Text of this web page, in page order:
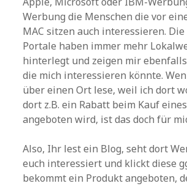
Werbung die Menschen die vor
MAC sitzen auch interessieren.
Portale haben immer mehr
hinterlegt und zeigen mir
die mich interessieren könnte.
über einen Ort lese, weil ich dort
dort z.B. ein Rabatt beim Kauf
angeboten wird, ist das doch für
Also, Ihr lest ein Blog, seht dort
euch interessiert und klickt diese
bekommt ein Produkt angeboten,